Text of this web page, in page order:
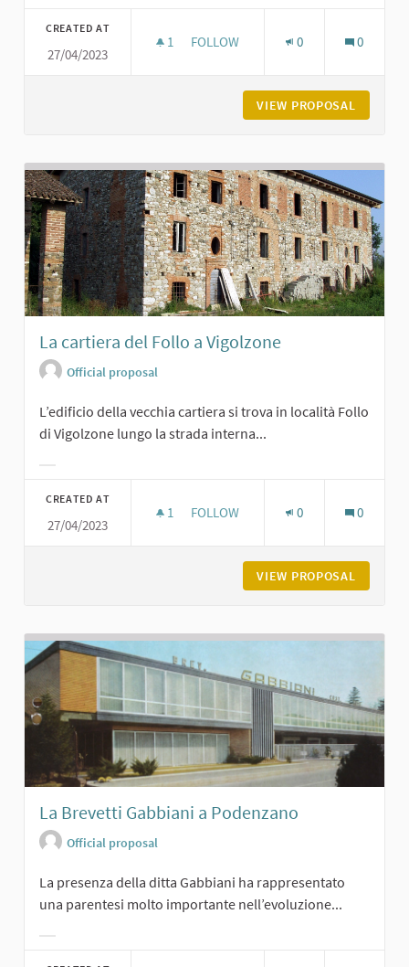
CREATED AT
27/04/2023
1 1 FOLLOWER
FOLLOW 0 0
VIEW PROPOSAL
La cartiera del Follo a Vigolzone
Official proposal
L’edificio della vecchia cartiera si trova in località Follo
di Vigolzone lungo la strada interna...
CREATED AT
27/04/2023
1 1 FOLLOWER
FOLLOW 0 0
VIEW PROPOSAL
La Brevetti Gabbiani a Podenzano
Official proposal
La presenza della ditta Gabbiani ha rappresentato
una parentesi molto importante nell’evoluzione...